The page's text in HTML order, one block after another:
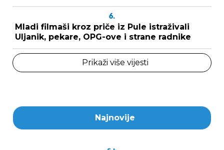
6.
Mladi filmaši kroz priče iz Pule istraživali
Uljanik, pekare, OPG-ove i strane radnike
Prikaži više vijesti
Najnovije